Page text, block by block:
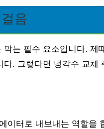
음
는 필수 요소입니다. 제
. 그렇다면 냉각수 교체
이터로 내보내는 역할을